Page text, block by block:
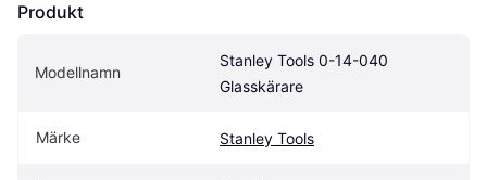
Produkt
Modellnamn
Stanley Tools 0-14-040
Glasskärare
Märke Stanley Tools